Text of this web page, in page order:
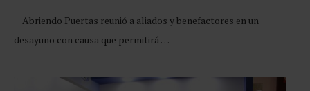
Abriendo Puertas reunió a aliados y benefactores en un
desayuno con causa que permitirá …